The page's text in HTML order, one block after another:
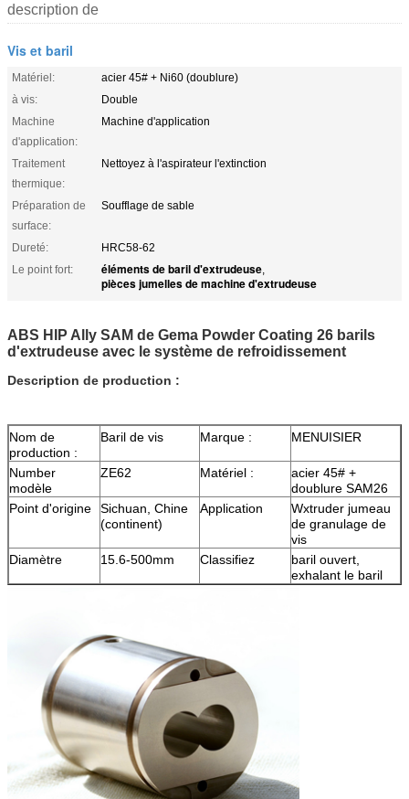
description de
Vis et baril
Matériel:
acier 45# + Ni60 (doublure)
à vis:
Double
Machine
d'application:
Machine d'application
Traitement
thermique:
Nettoyez à l'aspirateur l'extinction
Préparation de
surface:
Soufflage de sable
Dureté:
HRC58-62
Le point fort:
éléments de baril d'extrudeuse,
pièces jumelles de machine d'extrudeuse
ABS HIP Ally SAM de Gema Powder Coating 26 barils
d'extrudeuse avec le système de refroidissement
Description de production :
Nom de
production :
Baril de vis Marque : MENUISIER
Number
modèle
ZE62 Matériel :
acier 45# +
doublure SAM26
Point d'origine
Sichuan, Chine
(continent)
Application
Wxtruder jumeau
de granulage de
vis
Diamètre
15.6-500mm Classifiez
baril ouvert,
exhalant le baril